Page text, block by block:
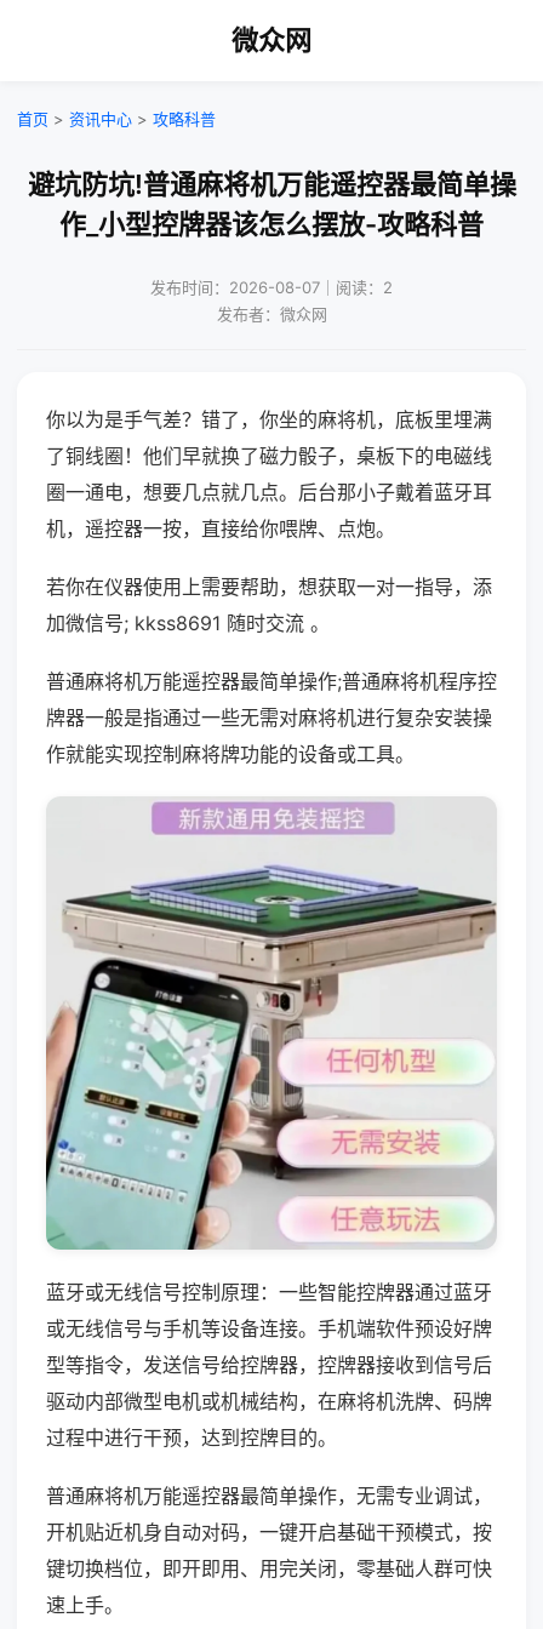
微众网
首页 > 资讯中心 > 攻略科普
避坑防坑!普通麻将机万能遥控器最简单操
作_小型控牌器该怎么摆放-攻略科普
发布时间：2026-08-07｜阅读：2
发布者：微众网
你以为是手气差？错了，你坐的麻将机，底板里埋满
了铜线圈！他们早就换了磁力骰子，桌板下的电磁线
圈一通电，想要几点就几点。后台那小子戴着蓝牙耳
机，遥控器一按，直接给你喂牌、点炮。
若你在仪器使用上需要帮助，想获取一对一指导，添
加微信号; kkss8691 随时交流 。
普通麻将机万能遥控器最简单操作;普通麻将机程序控
牌器一般是指通过一些无需对麻将机进行复杂安装操
作就能实现控制麻将牌功能的设备或工具。
蓝牙或无线信号控制原理：一些智能控牌器通过蓝牙
或无线信号与手机等设备连接。手机端软件预设好牌
型等指令，发送信号给控牌器，控牌器接收到信号后
驱动内部微型电机或机械结构，在麻将机洗牌、码牌
过程中进行干预，达到控牌目的。
普通麻将机万能遥控器最简单操作，无需专业调试，
开机贴近机身自动对码，一键开启基础干预模式，按
键切换档位，即开即用、用完关闭，零基础人群可快
速上手。